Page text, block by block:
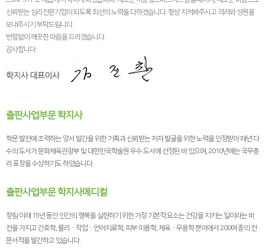
신뢰받는 심리전문기업이 되도록 최선의 노력을 다하겠습니다. 항상 지켜봐주시고 격려와 성원을
보내주시기 부탁드립니다.
변함없이 깨끗한 마음을 드리겠습니다.
감사합니다.
출판사업부문 학지사
학문 발전에 조력하는 양서 발간을 위한 기획과 신뢰받는 저자 발굴을 위한 노력을 인정받아 매년 다
수의 도서가 문화체육관광부 및 대한민국학술원 우수 도서에 선정된 바 있으며, 2010년에는 국무총
리 표창을 수상하기도 하였습니다.
출판사업부문 학지사메디컬
창립 이래 15년 동안 인간의 행복을 실현하기 위한 가장 기본적 요소는 건강을 지키는 일이라는 비
전을 가지고 간호학, 물리ㆍ작업ㆍ언어치료학, 피부 미용학, 체육ㆍ무용학 분야에서 200여 종의 전
문서적을 발간하고 있습니다.